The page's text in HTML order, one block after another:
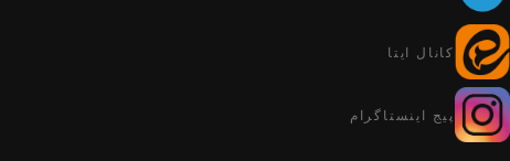
کانال ایتا
پیج اینستاگرام